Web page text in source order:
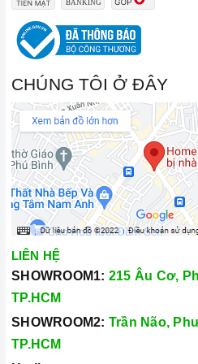
CHÚNG TÔI Ở ĐÂY
LIÊN HỆ
SHOWROOM1: 215 Âu Cơ,
TP.HCM
SHOWROOM2: Trần Não,
TP.HCM